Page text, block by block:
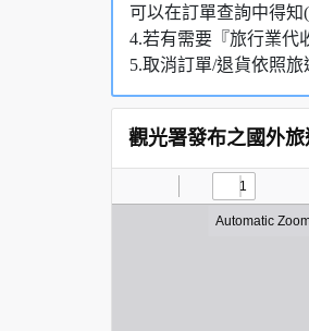
可以在訂單查詢中得知
4.若有需要『旅行業代
5.取消訂單/退貨依照
觀光署發布之國外